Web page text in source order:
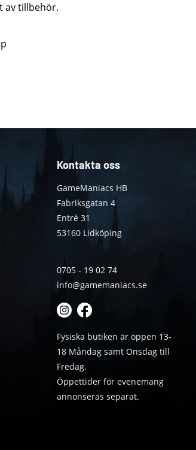
av tillbehör.
Kontakta oss
GameManiacs HB
Fabriksgatan 4
Entré 31
53160 Lidköping
0705 - 19 02 74
info@gamemaniacs.se
Fysiska butiken är öppen 13-
18 Måndag samt Onsdag till
Fredag.
Öppettider för evenemang
annonseras separat.